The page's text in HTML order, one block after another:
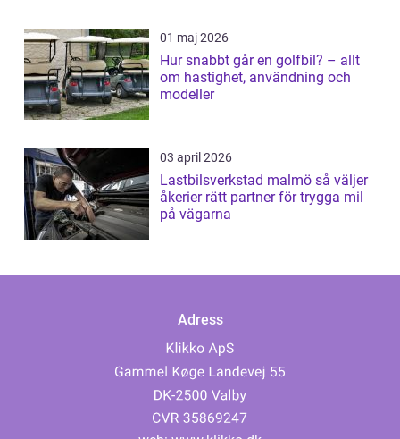
01 maj 2026
Hur snabbt går en golfbil? – allt
om hastighet, användning och
modeller
03 april 2026
Lastbilsverkstad malmö så väljer
åkerier rätt partner för trygga mil
på vägarna
Adress